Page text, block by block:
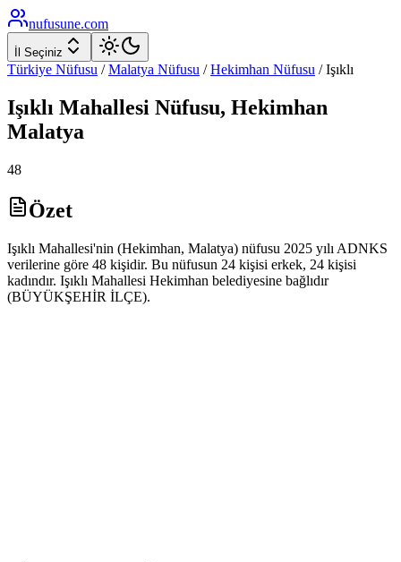
nufusune.com
İl Seçiniz
Türkiye Nüfusu / Malatya Nüfusu / Hekimhan Nüfusu /Işıklı
Işıklı Mahallesi Nüfusu, Hekimhan
Malatya
48
Özet
Işıklı Mahallesi'nin (Hekimhan, Malatya) nüfusu 2025 yılı ADNKS
verilerine göre 48 kişidir. Bu nüfusun 24 kişisi erkek, 24 kişisi
kadındır. Işıklı Mahallesi Hekimhan belediyesine bağlıdır
(BÜYÜKŞEHİR İLÇE).